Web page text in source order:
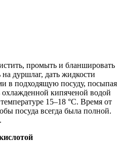
промыть и бланшировать
дуршлаг, дать жидкости
в подходящую посуду, посыпая
охлажденной кипяченой водой
15–18 °C. Время от
посуда всегда была полной.